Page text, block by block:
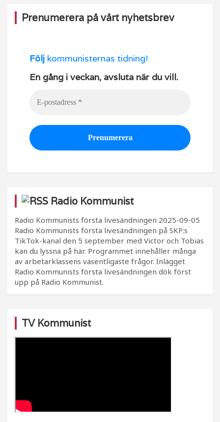
Prenumerera på vårt nyhetsbrev
Följ kommunisternas tidning!
En gång i veckan, avsluta när du vill.
Radio Kommunist
Radio Kommunists första livesändningen 2025-09-05
Radio Kommunists första livesändningen på SKP:s
TikTok-kanal den 5 september med Victor och Tobias
kan du lyssna på här. Programmet innehåller många
av arbetarklassens väsentligaste frågor. Inlägget
Radio Kommunists första livesändningen dök först
upp på Radio Kommunist.
TV Kommunist